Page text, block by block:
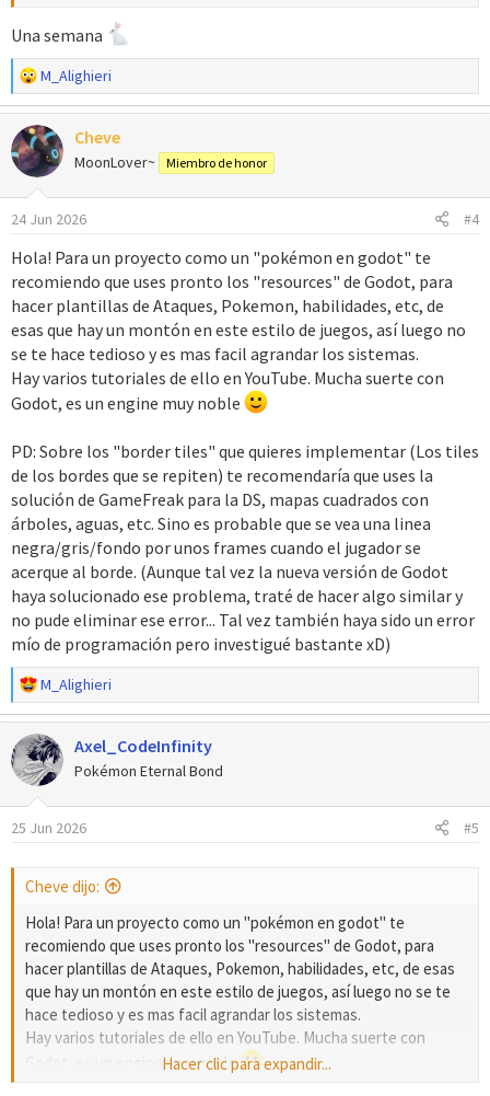
Una semana
R
e
a
c
c
i
o
n
s
:
M_Alighieri
Cheve
MoonLover~ Miembro de honor
24 Jun 2026 #4
Hola! Para un proyecto como un "pokémon en godot" te
recomiendo que uses pronto los "resources" de Godot, para
hacer plantillas de Ataques, Pokemon, habilidades, etc, de
esas que hay un montón en este estilo de juegos, así luego no
se te hace tedioso y es mas facil agrandar los sistemas.
Hay varios tutoriales de ello en YouTube. Mucha suerte con
Godot, es un engine muy noble
PD: Sobre los "border tiles" que quieres implementar (Los tiles
de los bordes que se repiten) te recomendaría que uses la
solución de GameFreak para la DS, mapas cuadrados con
árboles, aguas, etc. Sino es probable que se vea una linea
negra/gris/fondo por unos frames cuando el jugador se
acerque al borde. (Aunque tal vez la nueva versión de Godot
haya solucionado ese problema, traté de hacer algo similar y
no pude eliminar ese error... Tal vez también haya sido un error
mío de programación pero investigué bastante xD)
R
e
a
c
c
i
o
n
:
M_Alighieri
Axel_CodeInfinity
Pokémon Eternal Bond
25 Jun 2026 #5
Cheve dijo:
Hola! Para un proyecto como un "pokémon en godot" te
recomiendo que uses pronto los "resources" de Godot, para
hacer plantillas de Ataques, Pokemon, habilidades, etc, de esas
que hay un montón en este estilo de juegos, así luego no se te
hace tedioso y es mas facil agrandar los sistemas.
Hay varios tutoriales de ello en YouTube. Mucha suerte con
Godot, es un engine muy nobleHacer clic para expandir...